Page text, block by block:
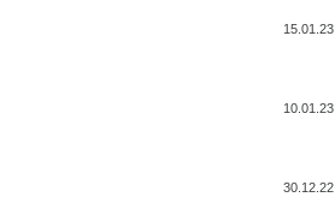
15.01.23
10.01.23
30.12.22